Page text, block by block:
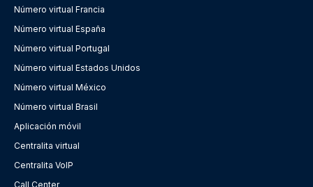
Número virtual Francia
Número virtual España
Número virtual Portugal
Número virtual Estados Unidos
Número virtual México
Número virtual Brasil
Aplicación móvil
Centralita virtual
Centralita VoIP
Call Center